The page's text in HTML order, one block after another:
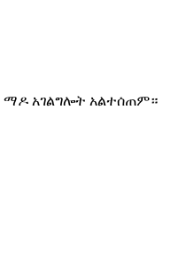
ማዶ አገልግሎት አልተሰጠም።